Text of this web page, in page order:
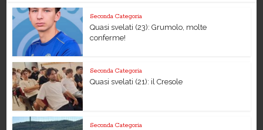
Seconda Categoria
Quasi svelati (23): Grumolo, molte
conferme!
Seconda Categoria
Quasi svelati (21): il Cresole
Seconda Categoria